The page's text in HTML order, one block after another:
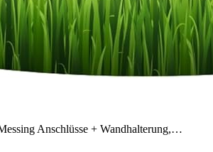
Anschlüsse + Wandhalterung,…